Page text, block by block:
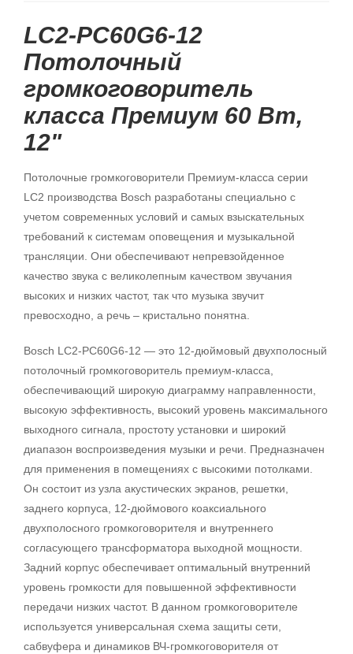
LC2-PC60G6-12
Потолочный
громкоговоритель
класса Премиум 60 Вт,
12"
Потолочные громкоговорители Премиум-класса серии
LC2 производства Bosch разработаны специально с
учетом современных условий и самых взыскательных
требований к системам оповещения и музыкальной
трансляции. Они обеспечивают непревзойденное
качество звука с великолепным качеством звучания
высоких и низких частот, так что музыка звучит
превосходно, а речь – кристально понятна.
Bosch LC2-PC60G6-12 — это 12-дюймовый двухполосный
потолочный громкоговоритель премиум-класса,
обеспечивающий широкую диаграмму направленности,
высокую эффективность, высокий уровень максимального
выходного сигнала, простоту установки и широкий
диапазон воспроизведения музыки и речи. Предназначен
для применения в помещениях с высокими потолками.
Он состоит из узла акустических экранов, решетки,
заднего корпуса, 12-дюймового коаксиального
двухполосного громкоговорителя и внутреннего
согласующего трансформатора выходной мощности.
Задний корпус обеспечивает оптимальный внутренний
уровень громкости для повышенной эффективности
передачи низких частот. В данном громкоговорителе
используется универсальная схема защиты сети,
сабвуфера и динамиков ВЧ-громкоговорителя от